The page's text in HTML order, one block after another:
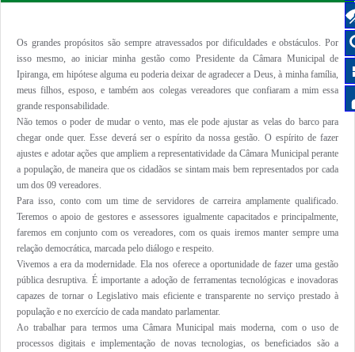
Os grandes propósitos são sempre atravessados por dificuldades e obstáculos. Por
isso mesmo, ao iniciar minha gestão como Presidente da Câmara Municipal de
Ipiranga, em hipótese alguma eu poderia deixar de agradecer a Deus, à minha família,
meus filhos, esposo, e também aos colegas vereadores que confiaram a mim essa
grande responsabilidade.
Não temos o poder de mudar o vento, mas ele pode ajustar as velas do barco para
chegar onde quer. Esse deverá ser o espírito da nossa gestão. O espírito de fazer
ajustes e adotar ações que ampliem a representatividade da Câmara Municipal perante
a população, de maneira que os cidadãos se sintam mais bem representados por cada
um dos 09 vereadores.
Para isso, conto com um time de servidores de carreira amplamente qualificado.
Teremos o apoio de gestores e assessores igualmente capacitados e principalmente,
faremos em conjunto com os vereadores, com os quais iremos manter sempre uma
relação democrática, marcada pelo diálogo e respeito.
Vivemos a era da modernidade. Ela nos oferece a oportunidade de fazer uma gestão
pública desruptiva. É importante a adoção de ferramentas tecnológicas e inovadoras
capazes de tornar o Legislativo mais eficiente e transparente no serviço prestado à
população e no exercício de cada mandato parlamentar.
Ao trabalhar para termos uma Câmara Municipal mais moderna, com o uso de
processos digitais e implementação de novas tecnologias, os beneficiados são a